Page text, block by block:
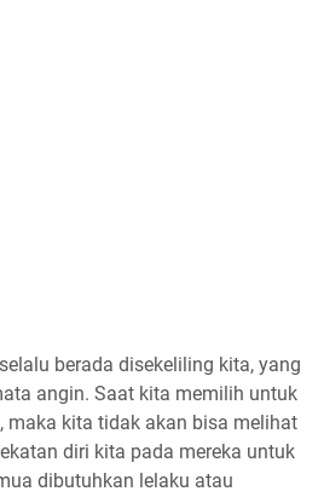
berada disekeliling kita, yang
angin. Saat kita memilih untuk
maka kita tidak akan bisa melihat
diri kita pada mereka untuk
dibutuhkan lelaku atau